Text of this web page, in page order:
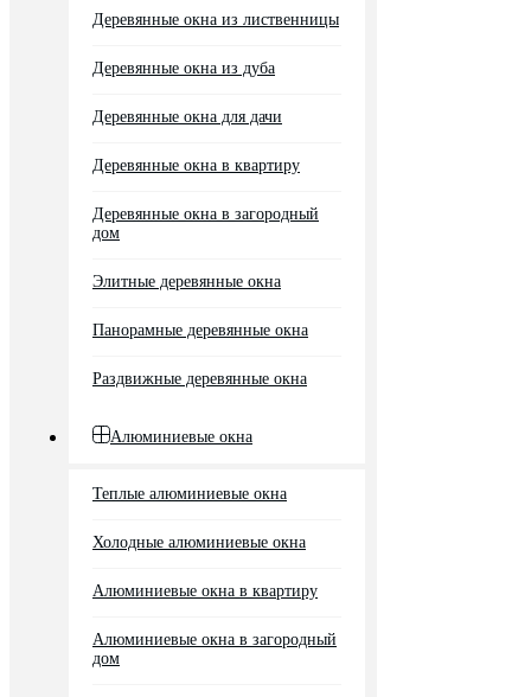
Деревянные окна из лиственницы
Деревянные окна из дуба
Деревянные окна для дачи
Деревянные окна в квартиру
Деревянные окна в загородный
дом
Элитные деревянные окна
Панорамные деревянные окна
Раздвижные деревянные окна
Алюминиевые окна
Теплые алюминиевые окна
Холодные алюминиевые окна
Алюминиевые окна в квартиру
Алюминиевые окна в загородный
дом